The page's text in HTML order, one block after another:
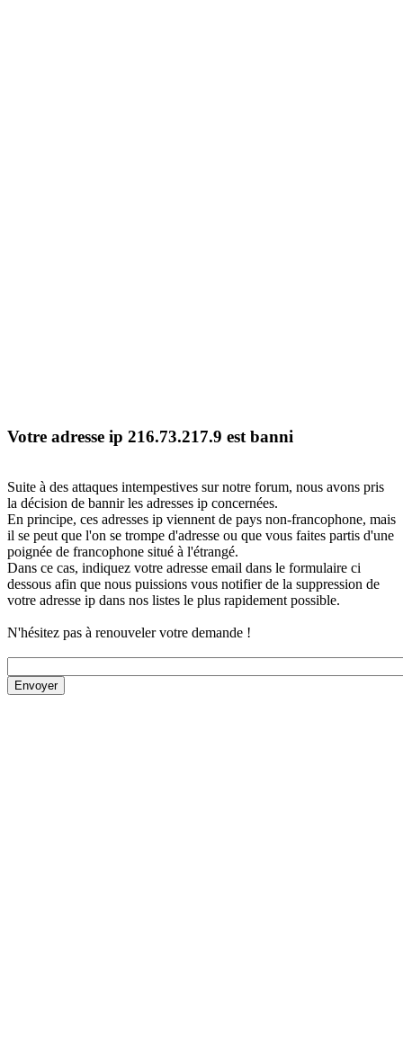
Votre adresse ip 216.73.217.9 est banni
Suite à des attaques intempestives sur notre forum, nous avons pris
la décision de bannir les adresses ip concernées.
En principe, ces adresses ip viennent de pays non-francophone, mais
il se peut que l'on se trompe d'adresse ou que vous faites partis d'une
poignée de francophone situé à l'étrangé.
Dans ce cas, indiquez votre adresse email dans le formulaire ci
dessous afin que nous puissions vous notifier de la suppression de
votre adresse ip dans nos listes le plus rapidement possible.
N'hésitez pas à renouveler votre demande !